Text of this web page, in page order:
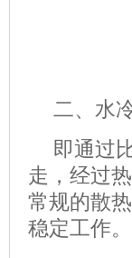
二、水
即通过
走，经过
常规的散
稳定工作。